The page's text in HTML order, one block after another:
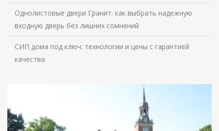
Однолистовые двери Гранит: как выбрать надежную
входную дверь без лишних сомнений
СИП дома под ключ: технологии и цены с гарантией
качества